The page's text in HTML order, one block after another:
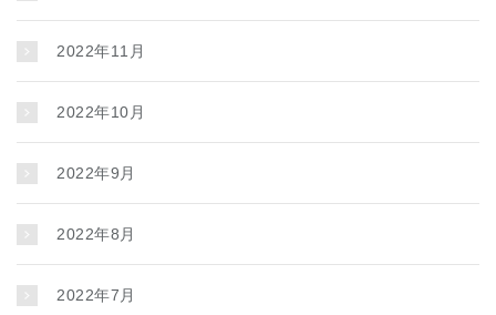
2022年11月
2022年10月
2022年9月
2022年8月
2022年7月